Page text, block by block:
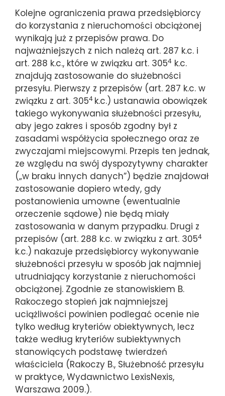
Kolejne ograniczenia prawa przedsiębiorcy
do korzystania z nieruchomości obciążonej
wynikają już z przepisów prawa. Do
najważniejszych z nich należą art. 287 k.c. i
art. 288 k.c., które w związku art. 3054 k.c.
znajdują zastosowanie do służebności
przesyłu. Pierwszy z przepisów (art. 287 k.c. w
związku z art. 3054 k.c.) ustanawia obowiązek
takiego wykonywania służebności przesyłu,
aby jego zakres i sposób zgodny był z
zasadami współżycia społecznego oraz ze
zwyczajami miejscowymi. Przepis ten jednak,
ze względu na swój dyspozytywny charakter
(„w braku innych danych”) będzie znajdował
zastosowanie dopiero wtedy, gdy
postanowienia umowne (ewentualnie
orzeczenie sądowe) nie będą miały
zastosowania w danym przypadku. Drugi z
przepisów (art. 288 k.c. w związku z art. 3054
k.c.) nakazuje przedsiębiorcy wykonywanie
służebności przesyłu w sposób jak najmniej
utrudniający korzystanie z nieruchomości
obciążonej. Zgodnie ze stanowiskiem B.
Rakoczego stopień jak najmniejszej
uciążliwości powinien podlegać ocenie nie
tylko według kryteriów obiektywnych, lecz
także według kryteriów subiektywnych
stanowiących podstawę twierdzeń
właściciela (Rakoczy B., Służebność przesyłu
w praktyce, Wydawnictwo LexisNexis,
Warszawa 2009.).